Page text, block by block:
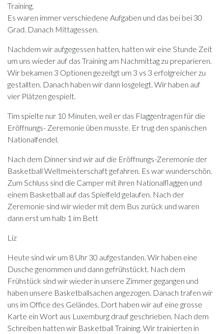
Training.
Es waren immer verschiedene Aufgaben und das bei bei 30
Grad. Danach Mittagessen.
Nachdem wir aufgegessen hatten, hatten wir eine Stunde Zeit
um uns wieder auf das Training am Nachmittag zu preparieren.
Wir bekamen 3 Optionen gezeitgt um 3 vs 3 erfolgreicher zu
gestallten. Danach haben wir dann losgelegt. Wir haben auf
vier Plätzen gespielt.
Tim spielte nur 10 Minuten, weil er das Flaggentragen für die
Eröffnungs- Zeremonie üben musste. Er trug den spanischen
Nationalfendel.
Nach dem Dinner sind wir auf die Eröffnungs-Zeremonie der
Basketball Weltmeisterschaft gefahren. Es war wunderschön.
Zum Schluss sind die Camper mit ihren Nationalflaggen und
einem Basketball auf das Spielfeld gelaufen. Nach der
Zeremonie sind wir wieder mit dem Bus zurück und waren
dann erst um halb 1 im Bett
Liz
Heute sind wir um 8 Uhr 30 aufgestanden. Wir haben eine
Dusche genommen und dann gefrühstückt. Nach dem
Frühstück sind wir wieder in unsere Zimmer gegangen und
haben unsere Basketballsachen angezogen. Danach trafen wir
uns im Office des Geländes. Dort haben wir auf eine grosse
Karte ein Wort aus Luxemburg drauf geschrieben. Nach dem
Schreiben hatten wir Basketball Training. Wir trainierten in